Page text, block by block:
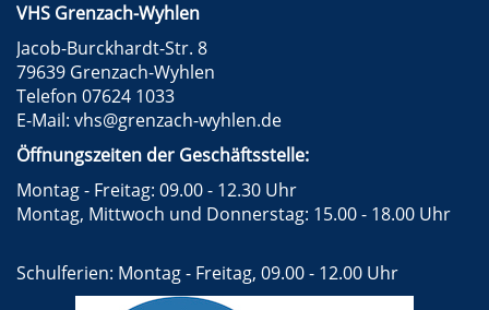
VHS Grenzach-Wyhlen
Jacob-Burckhardt-Str. 8
79639 Grenzach-Wyhlen
Telefon 07624 1033
E-Mail: vhs@grenzach-wyhlen.de
Öffnungszeiten der Geschäftsstelle:
Montag - Freitag: 09.00 - 12.30 Uhr
Montag, Mittwoch und Donnerstag: 15.00 - 18.00 Uhr
Schulferien: Montag - Freitag, 09.00 - 12.00 Uhr